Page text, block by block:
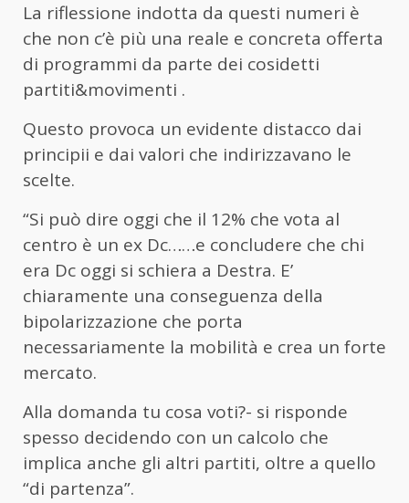
La riflessione indotta da questi numeri è
che non c’è più una reale e concreta offerta
di programmi da parte dei cosidetti
partiti&movimenti .
Questo provoca un evidente distacco dai
principii e dai valori che indirizzavano le
scelte.
“Si può dire oggi che il 12% che vota al
centro è un ex Dc……e concludere che chi
era Dc oggi si schiera a Destra. E’
chiaramente una conseguenza della
bipolarizzazione che porta
necessariamente la mobilità e crea un forte
mercato.
Alla domanda tu cosa voti?- si risponde
spesso decidendo con un calcolo che
implica anche gli altri partiti, oltre a quello
“di partenza”.